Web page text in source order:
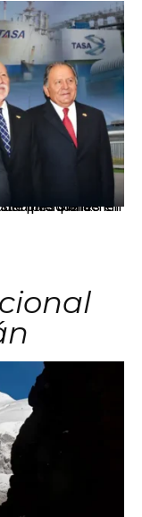
educación, salud e industria pesquera.